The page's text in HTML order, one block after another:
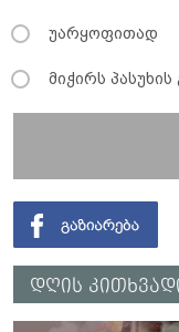
უარყოფითად
მიჭირს პასუხის
დღის